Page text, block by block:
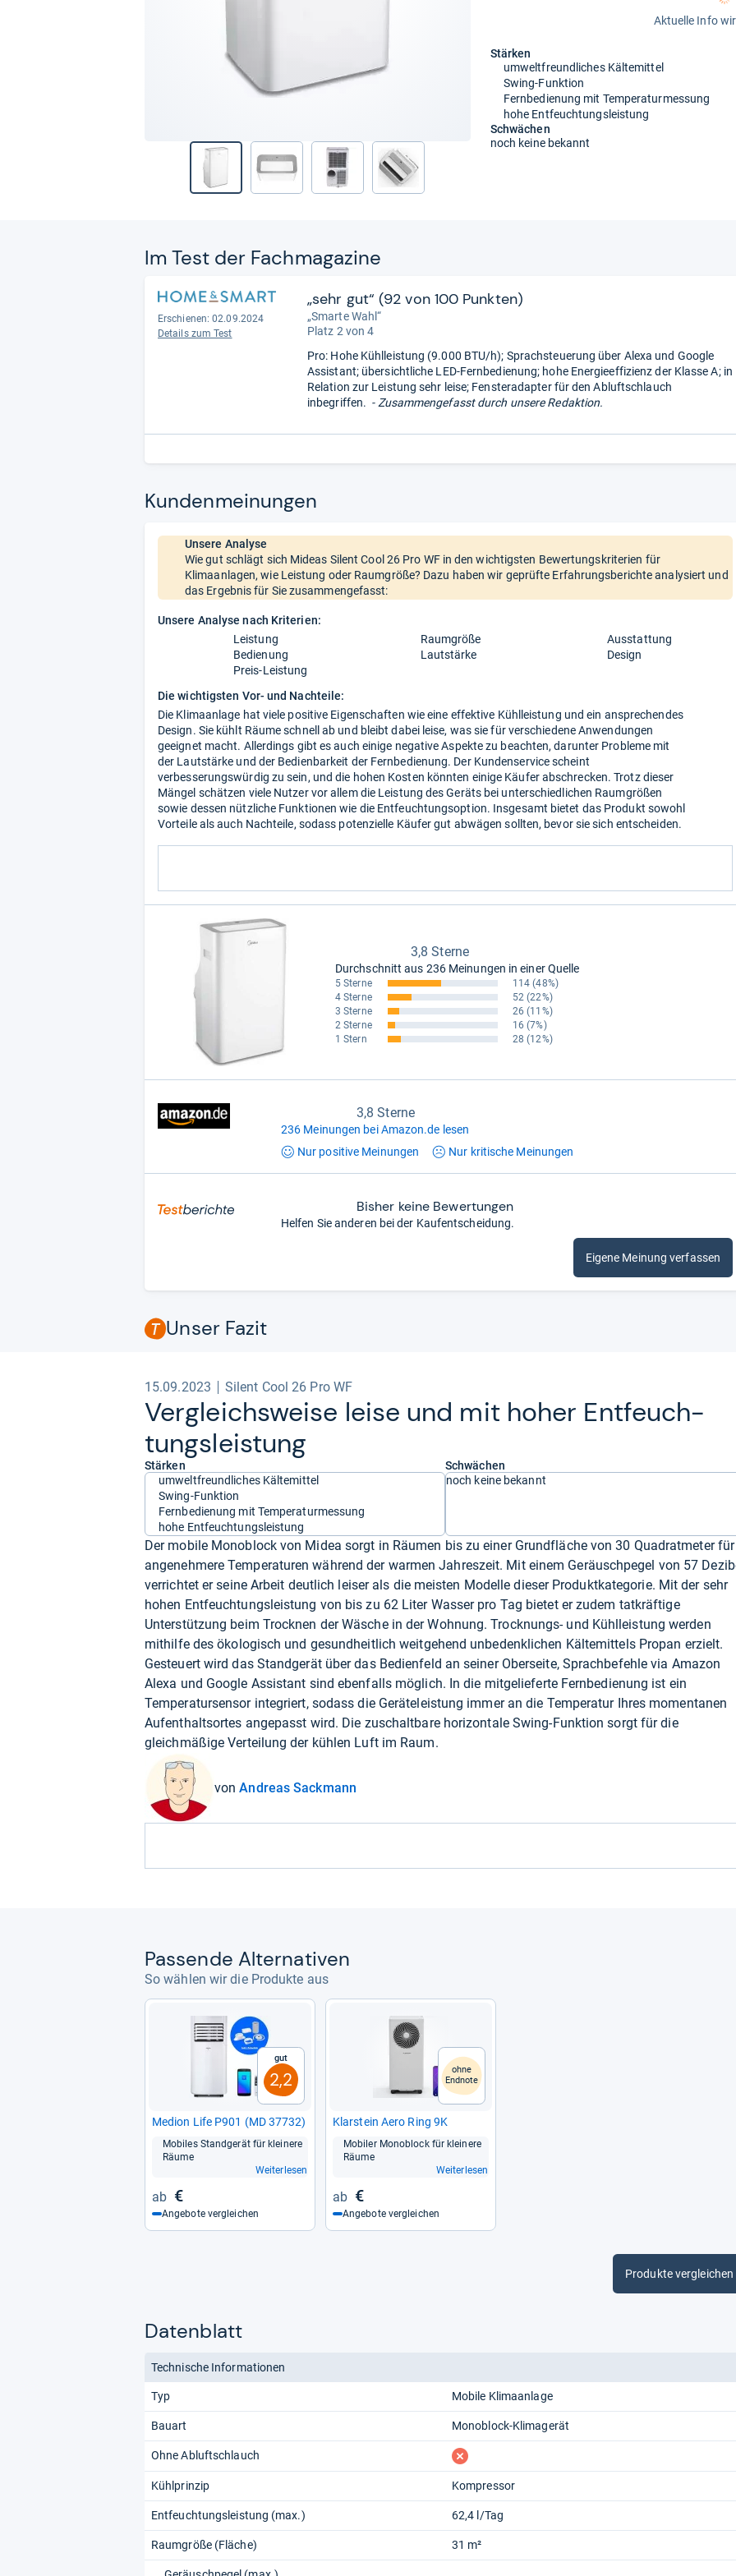
Aktuelle Info
Stärken
umweltfreundliches Kältemittel
Swing-Funktion
Fernbedienung mit Temperaturmessung
hohe Entfeuchtungsleistung
Schwächen
noch keine bekannt
Im Test der Fach­ma­ga­zine
Erschienen: 02.09.2024
Details zum Test
„sehr gut“ (92 von 100 Punkten)
„Smarte Wahl“
Platz 2 von 4
Pro: Hohe Kühlleistung (9.000 BTU/h); Sprachsteuerung über Alexa und Google
Assistant; übersichtliche LED-Fernbedienung; hohe Energieeffizienz der Klasse A; in
Relation zur Leistung sehr leise; Fensteradapter für den Abluftschlauch
inbegriffen. - Zusammengefasst durch unsere Redaktion.
Kun­den­mei­nun­gen
Unsere Analyse
Wie gut schlägt sich Mideas Silent Cool 26 Pro WF in den wichtigsten Bewertungskriterien für
Klimaanlagen, wie Leistung oder Raumgröße? Dazu haben wir geprüfte Erfahrungsberichte analysiert und
das Ergebnis für Sie zusammengefasst:
Unsere Analyse nach Kriterien:
Leistung
Raumgröße
Ausstattung
Bedienung
Lautstärke
Design
Preis-Leistung
Die wichtigsten Vor- und Nachteile:
Die Klimaanlage hat viele positive Eigenschaften wie eine effektive Kühlleistung und ein ansprechendes
Design. Sie kühlt Räume schnell ab und bleibt dabei leise, was sie für verschiedene Anwendungen
geeignet macht. Allerdings gibt es auch einige negative Aspekte zu beachten, darunter Probleme mit
der Lautstärke und der Bedienbarkeit der Fernbedienung. Der Kundenservice scheint
verbesserungswürdig zu sein, und die hohen Kosten könnten einige Käufer abschrecken. Trotz dieser
Mängel schätzen viele Nutzer vor allem die Leistung des Geräts bei unterschiedlichen Raumgrößen
sowie dessen nützliche Funktionen wie die Entfeuchtungsoption. Insgesamt bietet das Produkt sowohl
Vorteile als auch Nachteile, sodass potenzielle Käufer gut abwägen sollten, bevor sie sich entscheiden.
3,8 Sterne
Durchschnitt aus 236 Meinungen in einer Quelle
5 Sterne 114 (48%)
4 Sterne
52 (22%)
3 Sterne
26 (11%)
2 Sterne
16 (7%)
1 Stern
28 (12%)
3,8 Sterne
236 Meinungen bei Amazon.de lesen
Nur positive Meinungen Nur kritische Meinungen
Bisher keine Bewertungen
Helfen Sie anderen bei der Kaufentscheidung.
Eigene Meinung verfassen
Unser Fazit
15.09.2023 Silent Cool 26 Pro WF
Ver­gleichs­weise leise und mit hoher Ent­feuch­
tungs­leis­tung
Stärken
umweltfreundliches Kältemittel
Swing-Funktion
Fernbedienung mit Temperaturmessung
hohe Entfeuchtungsleistung
Schwächen
noch keine bekannt
Der mobile Monoblock von Midea sorgt in Räumen bis zu einer Grundfläche von 30 Quadratmeter für
angenehmere Temperaturen während der warmen Jahreszeit. Mit einem Geräuschpegel von 57
verrichtet er seine Arbeit deutlich leiser als die meisten Modelle dieser Produktkategorie. Mit der sehr
hohen Entfeuchtungsleistung von bis zu 62 Liter Wasser pro Tag bietet er zudem tatkräftige
Unterstützung beim Trocknen der Wäsche in der Wohnung. Trocknungs- und Kühlleistung werden
mithilfe des ökologisch und gesundheitlich weitgehend unbedenklichen Kältemittels Propan erzielt.
Gesteuert wird das Standgerät über das Bedienfeld an seiner Oberseite, Sprachbefehle via Amazon
Alexa und Google Assistant sind ebenfalls möglich. In die mitgelieferte Fernbedienung ist ein
Temperatursensor integriert, sodass die Geräteleistung immer an die Temperatur Ihres momentanen
Aufenthaltsortes angepasst wird. Die zuschaltbare horizontale Swing-Funktion sorgt für die
gleichmäßige Verteilung der kühlen Luft im Raum.
vonAndreas Sackmann
Pas­sende Alter­na­ti­ven
So wählen wir die Produkte aus
Gut
2,2
Medion Life P901 (MD 37732)
Mobi­les Stand­ge­rät für klei­nere
Räume
Weiterlesen
€
Angebote vergleichen
ohne
Endnote
Klar­stein Aero Ring 9K
Mobi­ler Mono­block für klei­nere
Räume
Weiterlesen
€
Angebote vergleichen
Produkte vergleichen
Datenblatt
Technische Informationen
Typ Mobile Klimaanlage
Bauart Monoblock-Klimagerät
Ohne Abluftschlauch fehlt
Kühlprinzip Kompressor
Entfeuchtungsleistung (max.) 62,4 l/Tag
Raumgröße (Fläche) 31 m²